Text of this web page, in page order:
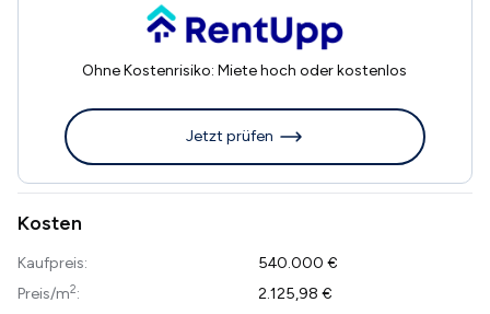
Ohne Kostenrisiko: Miete hoch oder kostenlos
Jetzt prüfen
Kosten
Kaufpreis:
540.000 €
Preis/m2:
2.125,98 €